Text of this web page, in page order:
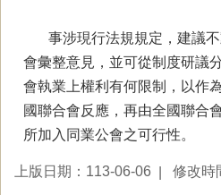
事涉現行法規規定，建議不
會彙整意見，並可從制度研議
會執業上權利有何限制，以作
國聯合會反應，再由全國聯合
所加入同業公會之可行性。
上版日期：113-06-06 修改時